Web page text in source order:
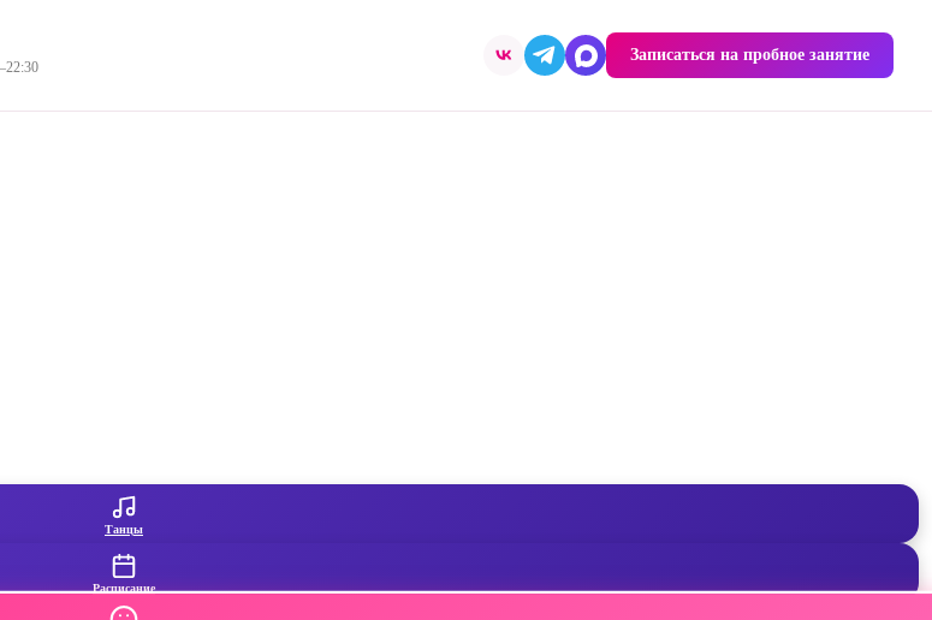
Записаться на пробное занятие
Танцы
Расписание